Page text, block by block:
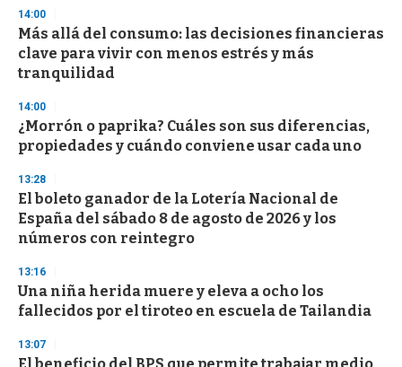
d
s
14:00
Más allá del consumo: las decisiones financieras
clave para vivir con menos estrés y más
tranquilidad
14:00
¿Morrón o paprika? Cuáles son sus diferencias,
propiedades y cuándo conviene usar cada uno
13:28
El boleto ganador de la Lotería Nacional de
España del sábado 8 de agosto de 2026 y los
números con reintegro
13:16
Una niña herida muere y eleva a ocho los
fallecidos por el tiroteo en escuela de Tailandia
13:07